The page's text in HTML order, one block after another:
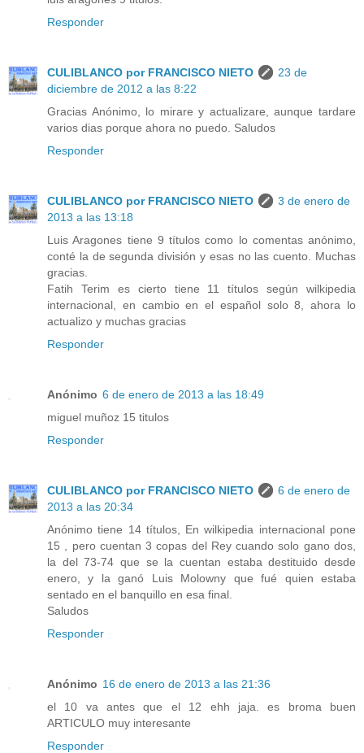
Responder
CULIBLANCO por FRANCISCO NIETO
23 de
diciembre de 2012 a las 8:22
Gracias Anónimo, lo mirare y actualizare, aunque tardare
varios dias porque ahora no puedo. Saludos
Responder
CULIBLANCO por FRANCISCO NIETO
3 de enero de
2013 a las 13:18
Luis Aragones tiene 9 títulos como lo comentas anónimo,
conté la de segunda división y esas no las cuento. Muchas
gracias.
Fatih Terim es cierto tiene 11 títulos según wilkipedia
internacional, en cambio en el español solo 8, ahora lo
actualizo y muchas gracias
Responder
Anónimo 6 de enero de 2013 a las 18:49
miguel muñoz 15 titulos
Responder
CULIBLANCO por FRANCISCO NIETO
6 de enero de
2013 a las 20:34
Anónimo tiene 14 títulos, En wilkipedia internacional pone
15 , pero cuentan 3 copas del Rey cuando solo gano dos,
la del 73-74 que se la cuentan estaba destituido desde
enero, y la ganó Luis Molowny que fué quien estaba
sentado en el banquillo en esa final.
Saludos
Responder
Anónimo 16 de enero de 2013 a las 21:36
el 10 va antes que el 12 ehh jaja. es broma buen
ARTICULO muy interesante
Responder